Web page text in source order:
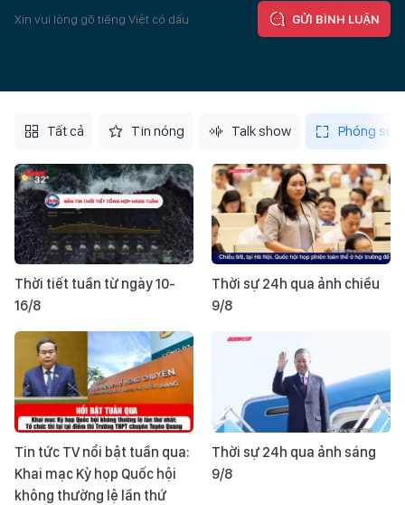
Xin vui lòng gõ tiếng Việt có dấu GỬI BÌNH LUẬN
Tất cả Tin nóng Talk show Phóng sự
Thời tiết tuần từ ngày 10-
16/8
Thời sự 24h qua ảnh chiều
9/8
Tin tức TV nổi bật tuần qua:
Khai mạc Kỳ họp Quốc hội
không thường lệ lần thứ
Thời sự 24h qua ảnh sáng
9/8